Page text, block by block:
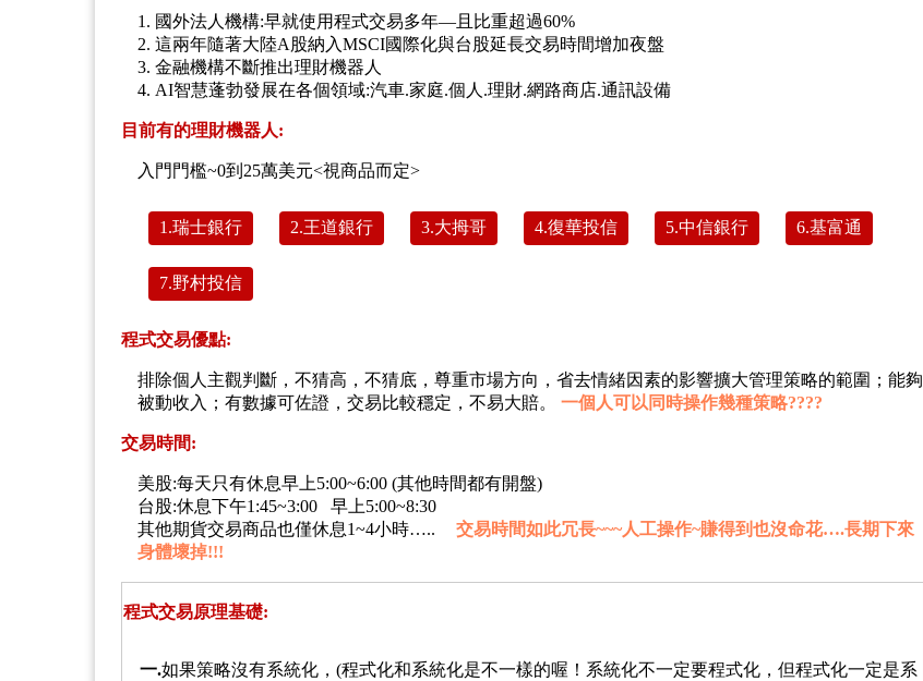
1. 國外法人機構:早就使用程式交易多年—且比重超過60%
2. 這兩年隨著大陸A股納入MSCI國際化與台股延長交易時間增加夜盤
3. 金融機構不斷推出理財機器人
4. AI智慧蓬勃發展在各個領域:汽車.家庭.個人.理財.網路商店.通訊設備
目前有的理財機器人:
入門門檻~0到25萬美元<視商品而定>
1.瑞士銀行 2.王道銀行 3.大拇哥 4.復華投信 5.中信銀行 6.基富通
7.野村投信
程式交易優點:
排除個人主觀判斷，不猜高，不猜底，尊重市場方向，省去情緒因素的影響擴大管理策略的範圍；能夠
被動收入；有數據可佐證，交易比較穩定，不易大賠。 一個人可以同時操作幾種策略????
交易時間:
美股:每天只有休息早上5:00~6:00 (其他時間都有開盤)
台股:休息下午1:45~3:00 早上5:00~8:30
其他期貨交易商品也僅休息1~4小時…..
交易時間如此冗長~~~人工操作~賺得到也沒命花….長期下來
身體壞掉!!!
程式交易原理基礎:
一.如果策略沒有系統化，(程式化和系統化是不一樣的喔！系統化不一定要程式化，但程式化一定是系